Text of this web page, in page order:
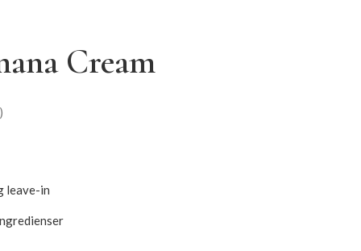
Cream
leave-in